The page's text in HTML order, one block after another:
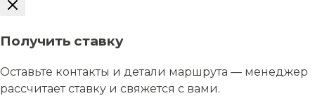
Получить ставку
Оставьте контакты и детали маршрута — менеджер
рассчитает ставку и свяжется с вами.